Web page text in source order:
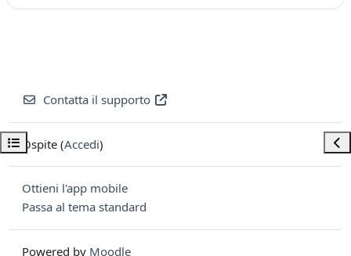
Apri indice del corso
Contatta il supporto
Ospite (Accedi)
Ottieni l'app mobile
Passa al tema standard
Powered by Moodle